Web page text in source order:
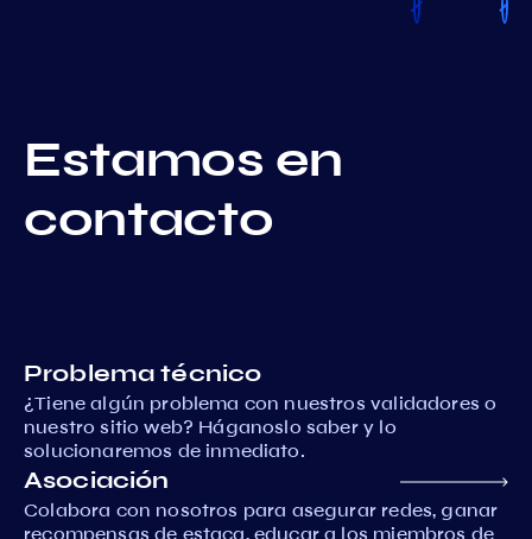
Estamos en
contacto
Problema técnico
¿Tiene algún problema con nuestros validadores o
nuestro sitio web? Háganoslo saber y lo
solucionaremos de inmediato.
Asociación
Colabora con nosotros para asegurar redes, ganar
recompensas de estaca, educar a los miembros de